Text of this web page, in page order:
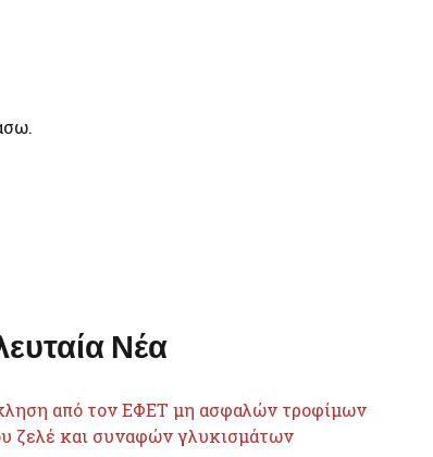
Νέα
από τον ΕΦΕΤ μη ασφαλών τροφίμων
ζελέ και συναφών γλυκισμάτων